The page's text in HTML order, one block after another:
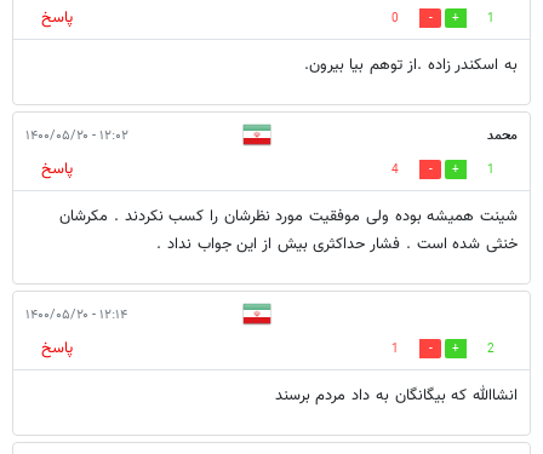
1
0
پاسخ
به اسکندر زاده .از توهم بیا بیرون.
محمد ۱۲:۰۲ - ۱۴۰۰/۰۵/۲۰
1
4
پاسخ
شینت همیشه بوده ولی موفقیت مورد نظرشان را کسب نکردند . مکرشان
خنثی شده است . فشار حداکثری بیش از این جواب نداد .
۱۲:۱۴ - ۱۴۰۰/۰۵/۲۰
2
1
پاسخ
انشاالله که بیگانگان به داد مردم برسند